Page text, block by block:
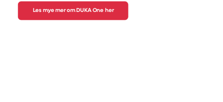
Les mye mer om DUKA One her